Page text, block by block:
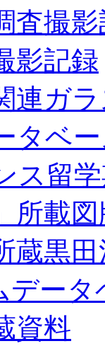
査撮
影記録
連ガ
タベ
ス留
所載
蔵黒
データ
資料